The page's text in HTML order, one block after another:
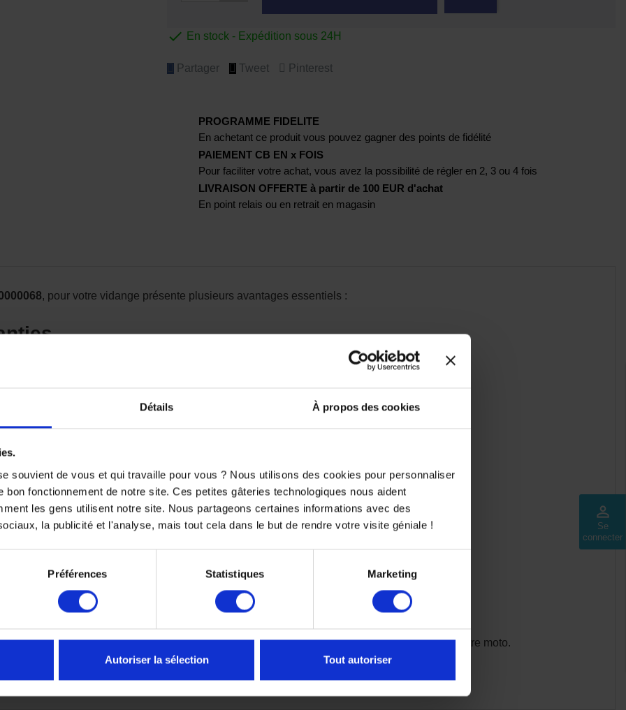
Détails À propos des cookies
souvient de vous et qui travaille pour vous ? Nous utilisons des cookies pour personnaliser
bon fonctionnement de notre site. Ces petites gâteries technologiques nous aident
les gens utilisent notre site. Nous partageons certaines informations avec des
la publicité et l'analyse, mais tout cela dans le but de rendre votre visite géniale !
Préférences Statistiques Marketing
Autoriser la sélection Tout autoriser
perm_identity
Se
connecter
 En stock - Expédition sous 24H
Partager Tweet Pinterest
PROGRAMME FIDELITE
En achetant ce produit vous pouvez gagner des points de fidélité
PAIEMENT CB EN x FOIS
Pour faciliter votre achat, vous avez la possibilité de régler en 2, 3 ou 4 fois
LIVRAISON OFFERTE à partir de 100 EUR d'achat
En point relais ou en retrait en magasin
, pour votre vidange présente plusieurs avantages essentiels :
ajustement parfait et une filtration optimale.
le carter moteur.
moteur
et particules métalliques, prolongeant ainsi la durée de vie du moteur.
et une lubrification efficaces.
extrêmes d’utilisation (hautes températures, régimes élevés).
prématurée.
pour une vidange simplifiée et rapide.
du constructeur.
KTM, évitant ainsi tout litige en cas de problème mécanique.
performance moteur et sérénitélors de l’entretien, tout en préservant la longévité de votre moto.
moto pour connaître les intervalles de vidange et les procédures spécifiques.